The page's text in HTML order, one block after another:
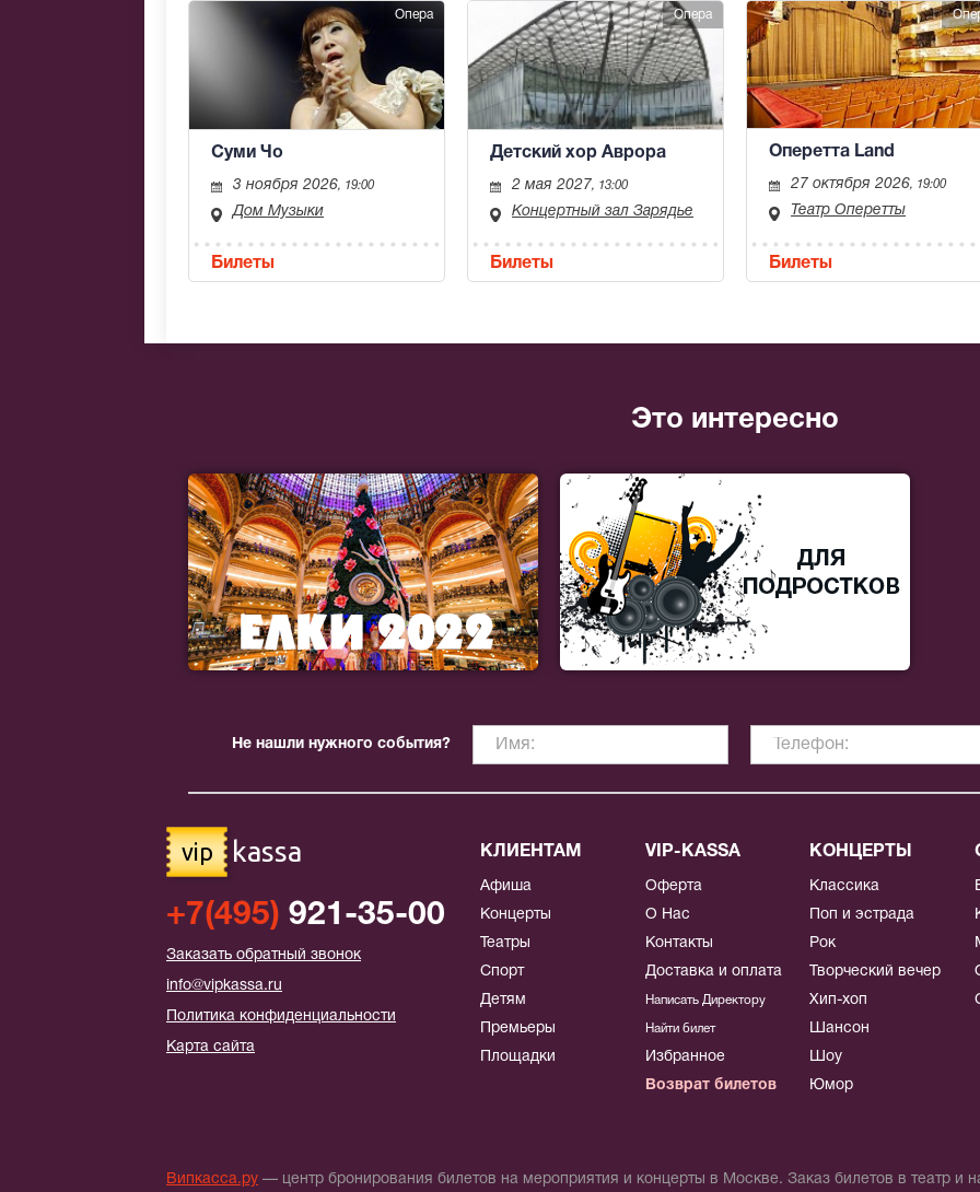
Опера
Суми Чо
3 ноября 2026, 19:00
Дом Музыки
Билеты
Опера
Детский хор Аврора
2 мая 2027, 13:00
Концертный зал Зарядье
Билеты
Оперетта Land
27 октября 2026, 19:00
Театр Оперетты
Билеты
Это интересно
Не нашли нужного события?
vip kassa
+7(495) 921-35-00
Заказать обратный звонок
info@vipkassa.ru
Политика конфиденциальности
Карта сайта
КЛИЕНТАМ
Афиша
Концерты
Театры
Спорт
Детям
Премьеры
Площадки
VIP-KASSA
Оферта
О Нас
Контакты
Доставка и оплата
Написать Директору
Найти билет
Избранное
Возврат билетов
КОНЦЕРТЫ
Классика
Поп и эстрада
Рок
Творческий вечер
Хип-хоп
Шансон
Шоу
Юмор
Випкасса.ру — центр бронирования билетов на мероприятия и концерты в Москве. Заказ билетов в театр и